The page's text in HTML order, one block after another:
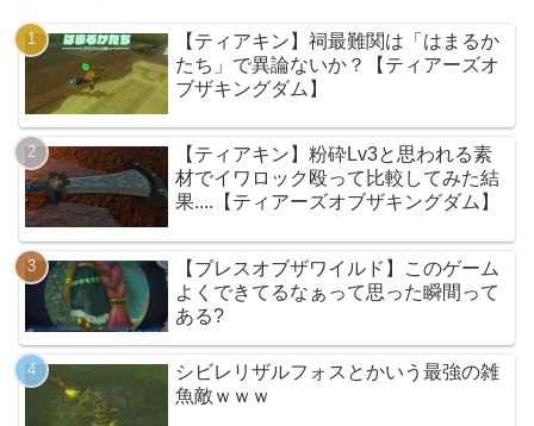
【ティアキン】祠最難関は「はまるか
たち」で異論ないか？【ティアーズオ
ブザキングダム】
【ティアキン】粉砕Lv3と思われる素
材でイワロック殴って比較してみた結
果....【ティアーズオブザキングダム】
【ブレスオブザワイルド】このゲーム
よくできてるなぁって思った瞬間って
ある?
シビレリザルフォスとかいう最強の雑
魚敵ｗｗｗ